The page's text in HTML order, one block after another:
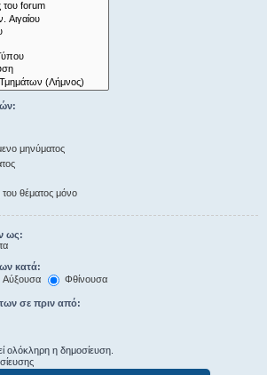
μηνύματος
θέματος μόνο
ως:
κατά:
Αύξουσα
Φθίνουσα
σε πριν από:
ολόκληρη η δημοσίευση.